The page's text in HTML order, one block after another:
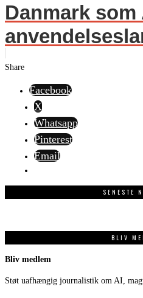
Danmark som
Share
Facebook
X
Whatsapp
Pinterest
Email
SENESTE
BLIV
Bliv medlem
Støt uafhængig journalistik om AI,